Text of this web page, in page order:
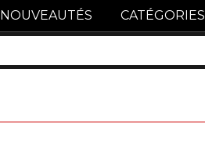
NOUVEAUTÉS CATÉGORIES